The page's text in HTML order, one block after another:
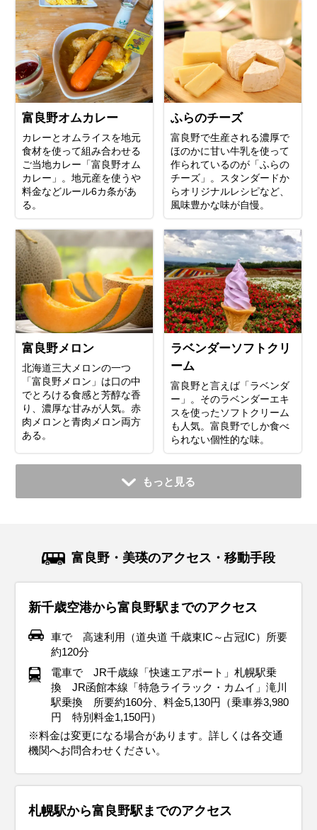
富良野オムカレー
カレーとオムライスを地元
食材を使って組み合わせる
ご当地カレー「富良野オム
カレー」。地元産を使うや
料金などルール6カ条があ
る。
ふらのチーズ
富良野で生産される濃厚で
ほのかに甘い牛乳を使って
作られているのが「ふらの
チーズ」。スタンダードか
らオリジナルレシピなど、
風味豊かな味が自慢。
富良野メロン
北海道三大メロンの一つ
「富良野メロン」は口の中
でとろける食感と芳醇な香
り、濃厚な甘みが人気。赤
肉メロンと青肉メロン両方
ある。
ラベンダーソフトクリ
ーム
富良野と言えば「ラベンダ
ー」。そのラベンダーエキ
スを使ったソフトクリーム
も人気。富良野でしか食べ
られない個性的な味。
もっと見る
富良野・美瑛のアクセス・移動手段
新千歳空港から富良野駅までのアクセス
車で 高速利用（道央道 千歳東IC～占冠IC）所要
約120分
電車で JR千歳線「快速エアポート」札幌駅乗
換 JR函館本線「特急ライラック・カムイ」滝川
駅乗換 所要約160分、料金5,130円（乗車券3,980
円 特別料金1,150円）
※料金は変更になる場合があります。詳しくは各交通
機関へお問合わせください。
札幌駅から富良野駅までのアクセス